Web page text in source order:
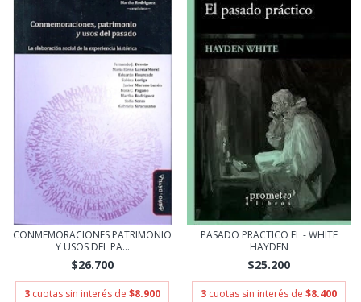
CONMEMORACIONES PATRIMONIO
Y USOS DEL PA...
$26.700
3 cuotas sin interés de $8.900
PASADO PRACTICO EL - WHITE
HAYDEN
$25.200
3 cuotas sin interés de $8.400